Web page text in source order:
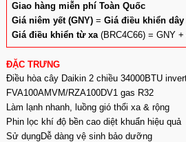
Giao hàng miễn phí Toàn Quốc
Giá niêm yết (GNY) = Giá điều khiển dây
Giá điều khiển từ xa(BRC4C66) = GNY +
ĐẶC TRƯNG
Điều hòa cây Daikin 2 chiều 34000BTU
FVA100AMVM/RZA100DV1 gas R32
Làm lạnh nhanh, luồng gió thổi xa & rộng
Phin lọc khí độ bền cao diệt khuẩn hiệu quả
Sử dụngDễ dàng vệ sinh bảo dưỡng